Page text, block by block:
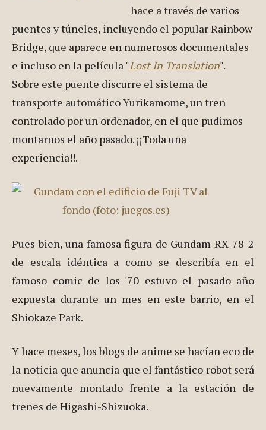
Actualmente, el acceso a
Odaiba desde Tokio se
hace a través de varios
puentes y túneles, incluyendo el popular Rainbow
Bridge, que aparece en numerosos documentales
e incluso en la película "Lost In Translation".
Sobre este puente discurre el sistema de
transporte automático Yurikamome, un tren
montarnos el año pasado. ¡¡Toda una
experiencia!!.
Pues bien, una famosa figura de Gundam RX-78-2
de escala idéntica a como se describía en el
expuesta durante un mes en este barrio, en el
Shiokaze Park.
Y hace meses, los blogs de anime se hacían eco de